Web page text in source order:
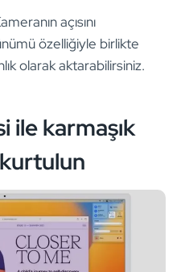
açısını
özelliğiyle birlikte
olarak aktarabilirsiniz.
ile karmaşık